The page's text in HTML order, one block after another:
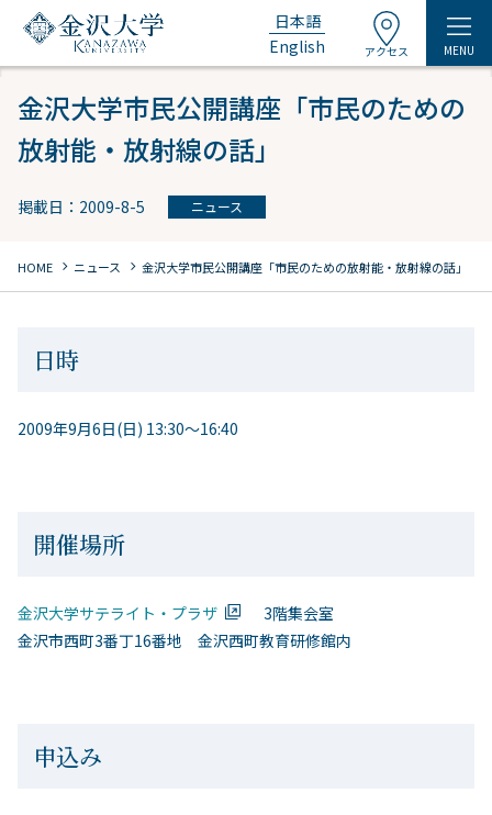
日本語
English
アクセス MENU
金沢大学市民公開講座「市民のための
放射能・放射線の話」
掲載日：2009-8-5 ニュース
HOME chevron_right ニュース chevron_right 金沢大学市民公開講座「市民のための放射能・放射線の話」
日時
2009年9月6日(日) 13:30～16:40
開催場所
金沢大学サテライト・プラザ
3階集会室
金沢市西町3番丁16番地 金沢西町教育研修館内
申込み